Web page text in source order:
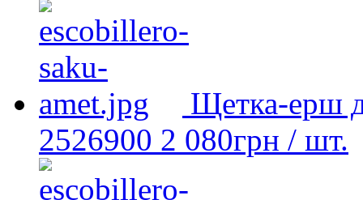
Щетка-ерш
2526900 2 080грн / шт.